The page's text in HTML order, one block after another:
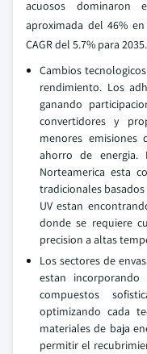
acuosos dominaron
aproximada del 46%
CAGR del 5.7% para 2035.
Cambios
rendimiento. Los
ganando
convertidores y
menores emisiones
ahorro de energia.
Norteamerica esta
tradicionales
UV estan
donde se requiere
precision a altas
Los sectores de
estan
compuestos
optimizando cada
materiales de baja
permitir el